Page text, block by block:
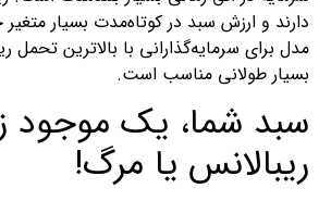
دارند و ارزش سبد در کوتاه‌مدت بسیار
مدل برای سرمایه‌گذارانی با بالاترین
بسیار طولانی مناسب است.
سبد شما، یک موجود
ریبالانس یا مرگ!